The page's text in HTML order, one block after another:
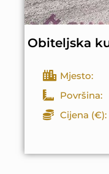
Obiteljska
Mjesto:
Površina:
Cijena (€):